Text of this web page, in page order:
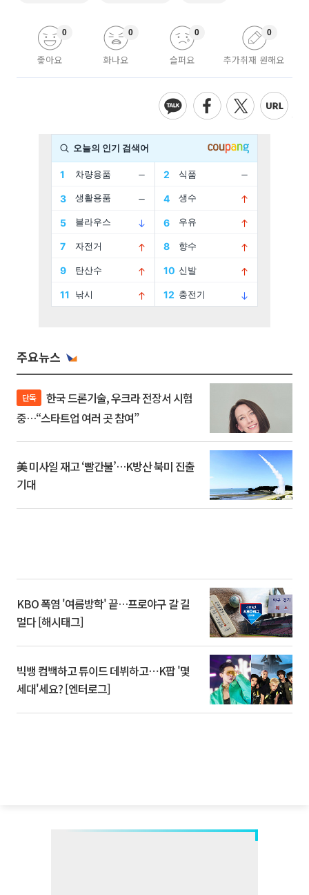
좋아요
0
화나요
0
슬퍼요
0
추가취재 원해요
0
주요뉴스
단독
중…“스타트업 여러 곳 참여”
美 미사일 재고 ‘빨간불’…K방산 북미 진출
기대
KBO 폭염 '여름방학' 끝…프로야구 갈 길
멀다 [해시태그]
빅뱅 컴백하고 튜이드 데뷔하고⋯K팝 '몇
세대'세요? [엔터로그]